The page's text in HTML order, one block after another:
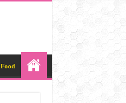
Food